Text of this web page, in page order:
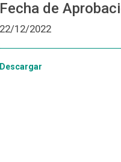
Fecha de
22/12/2022
Descargar